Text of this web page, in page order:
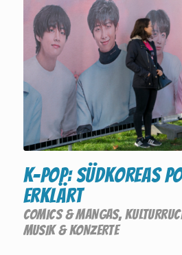
K-Pop: Südkoreas
erklärt
COMICS & MANGAS,
MUSIK & KONZERTE